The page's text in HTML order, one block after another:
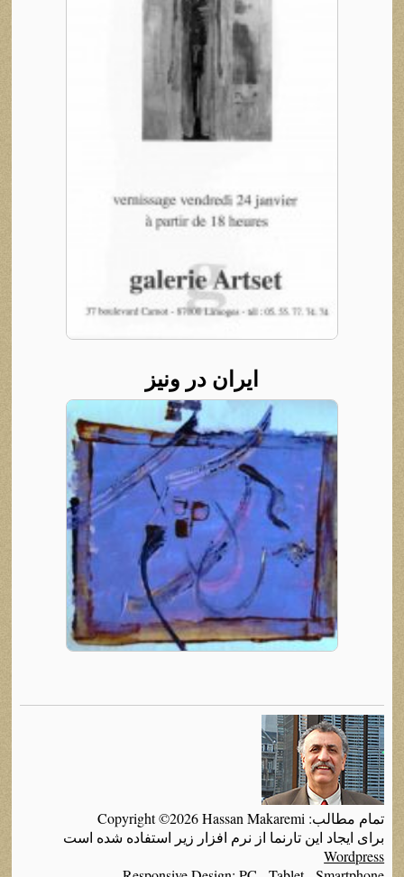
ایران در ونیز
تمام مطالب: Copyright ©2026 Hassan Makaremi
برای ایجاد این تارنما از نرم افزار زیر استفاده شده است
Wordpress